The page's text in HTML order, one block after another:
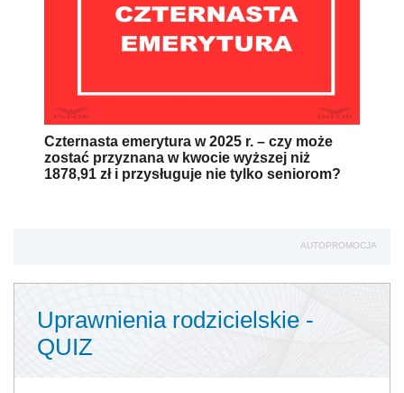
Czternasta emerytura w 2025 r. – czy może
zostać przyznana w kwocie wyższej niż
1878,91 zł i przysługuje nie tylko seniorom?
AUTOPROMOCJA
Uprawnienia rodzicielskie -
QUIZ